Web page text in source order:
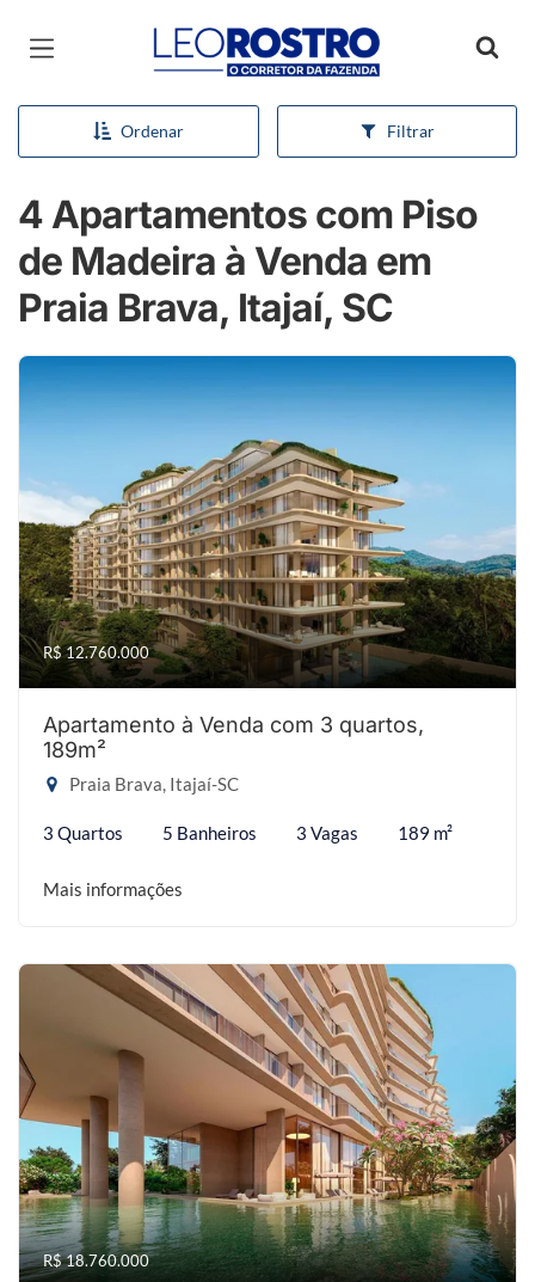
Página inicial
Ordenar Filtrar
4 Apartamentos com Piso
de Madeira à Venda em
Praia Brava, Itajaí, SC
R$ 12.760.000
Apartamento à Venda com 3 quartos,
189m²
Praia Brava, Itajaí-SC
3 Quartos 5 Banheiros 3 Vagas 189 m²
Mais informações
R$ 18.760.000